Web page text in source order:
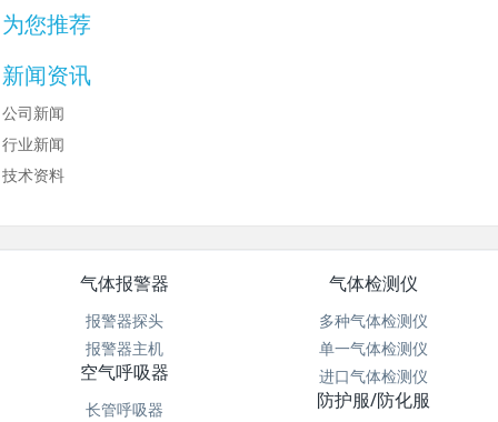
为您推荐
新闻资讯
公司新闻
行业新闻
技术资料
气体报警器
报警器探头
报警器主机
气体检测仪
多种气体检测仪
单一气体检测仪
进口气体检测仪
空气呼吸器
长管呼吸器
防护服/防化服